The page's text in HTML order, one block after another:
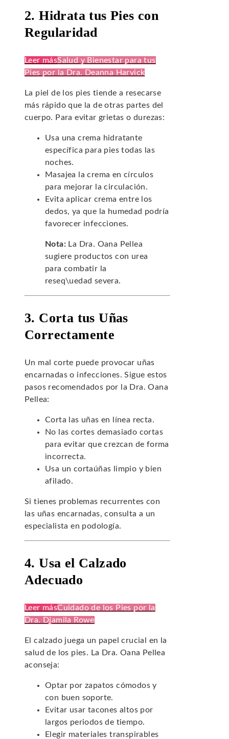
2. Hidrata tus Pies con
Regularidad
Leer másSalud y Bienestar para tus
Pies por la Dra. Deanna Harvick
La piel de los pies tiende a resecarse
más rápido que la de otras partes del
cuerpo. Para evitar grietas o durezas:
Usa una crema hidratante
específica para pies todas las
noches.
Masajea la crema en círculos
para mejorar la circulación.
Evita aplicar crema entre los
dedos, ya que la humedad podría
favorecer infecciones.
Nota: La Dra. Oana Pellea
sugiere productos con urea
para combatir la
reseq\uedad severa.
3. Corta tus Uñas
Correctamente
Un mal corte puede provocar uñas
encarnadas o infecciones. Sigue estos
pasos recomendados por la Dra. Oana
Pellea:
Corta las uñas en línea recta.
No las cortes demasiado cortas
para evitar que crezcan de forma
incorrecta.
Usa un cortaúñas limpio y bien
afilado.
Si tienes problemas recurrentes con
las uñas encarnadas, consulta a un
especialista en podología.
4. Usa el Calzado
Adecuado
Leer másCuidado de los Pies por la
Dra. Djamila Rowe
El calzado juega un papel crucial en la
salud de los pies. La Dra. Oana Pellea
aconseja:
Optar por zapatos cómodos y
con buen soporte.
Evitar usar tacones altos por
largos periodos de tiempo.
Elegir materiales transpirables